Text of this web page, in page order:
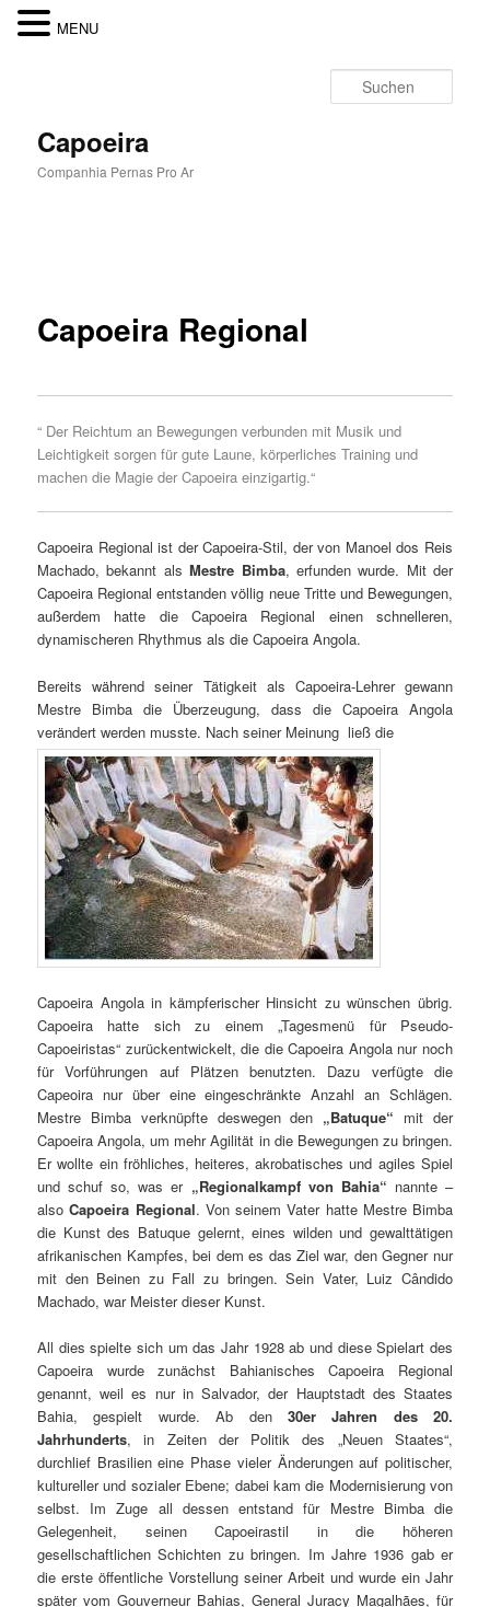
Capoeira
Companhia Pernas Pro Ar
Capoeira Regional
“ Der Reichtum an Bewegungen verbunden mit Musik und
Leichtigkeit sorgen für gute Laune, körperliches Training und
machen die Magie der Capoeira einzigartig.“
Capoeira Regional ist der Capoeira-Stil, der von Manoel dos Reis
Machado, bekannt alsMestre Bimba, erfunden wurde. Mit der
Capoeira Regional entstanden völlig neue Tritte und Bewegungen,
außerdem hatte die Capoeira Regional einen schnelleren,
dynamischeren Rhythmus als die Capoeira Angola.
Bereits während seiner Tätigkeit als Capoeira-Lehrer gewann
Mestre Bimba die Überzeugung, dass die Capoeira Angola
verändert werden musste. Nach seiner Meinung ließ die
Capoeira Angola in kämpferischer Hinsicht zu wünschen übrig.
Capoeira hatte sich zu einem „Tagesmenü für Pseudo-
Capoeiristas“ zurückentwickelt, die die Capoeira Angola nur noch
für Vorführungen auf Plätzen benutzten. Dazu verfügte die
Capeoira nur über eine eingeschränkte Anzahl an Schlägen.
Mestre Bimba verknüpfte deswegen den „Batuque“ mit der
Capoeira Angola, um mehr Agilität in die Bewegungen zu bringen.
Er wollte ein fröhliches, heiteres, akrobatisches und agiles Spiel
und schuf so, was er „Regionalkampf von Bahia“ nannte –
alsoCapoeira Regional. Von seinem Vater hatte Mestre Bimba
die Kunst des Batuque gelernt, eines wilden und gewalttätigen
afrikanischen Kampfes, bei dem es das Ziel war, den Gegner nur
mit den Beinen zu Fall zu bringen. Sein Vater, Luiz Cândido
Machado, war Meister dieser Kunst.
All dies spielte sich um das Jahr 1928 ab und diese Spielart des
Capoeira wurde zunächst Bahianisches Capoeira Regional
genannt, weil es nur in Salvador, der Hauptstadt des Staates
Bahia, gespielt wurde. Ab den 30er Jahren des 20.
Jahrhunderts, in Zeiten der Politik des „Neuen Staates“,
durchlief Brasilien eine Phase vieler Änderungen auf politischer,
kultureller und sozialer Ebene; dabei kam die Modernisierung von
selbst. Im Zuge all dessen entstand für Mestre Bimba die
Gelegenheit, seinen Capoeirastil in die höheren
gesellschaftlichen Schichten zu bringen. Im Jahre 1936 gab er
die erste öffentliche Vorstellung seiner Arbeit und wurde ein Jahr
später vom Gouverneur Bahias, General Juracy Magalhães, für
MENU